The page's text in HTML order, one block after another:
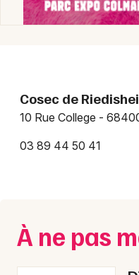
Sorties & loisirs
Equipements
Newsletter des
Artistes en tournée
Cosec de
10 Rue College -
03 89 44 50 41
À ne pas